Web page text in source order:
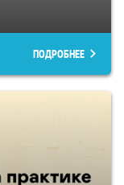
ПОДРОБНЕЕ